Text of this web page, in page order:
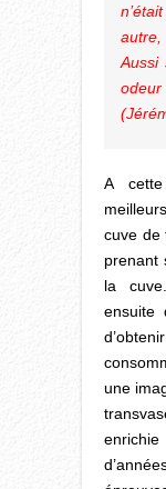
autre,
Aussi
A
cuve de
prenant
la
ensuite
une